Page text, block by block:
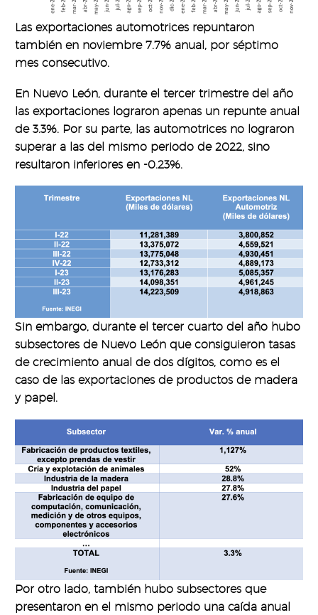
Las exportaciones automotrices repuntaron
también en noviembre 7.7% anual, por séptimo
mes consecutivo.
En Nuevo León, durante el tercer trimestre del año
las exportaciones lograron apenas un repunte anual
de 3.3%. Por su parte, las automotrices no lograron
superar a las del mismo periodo de 2022, sino
resultaron inferiores en -0.23%.
Sin embargo, durante el tercer cuarto del año hubo
subsectores de Nuevo León que consiguieron tasas
de crecimiento anual de dos dígitos, como es el
caso de las exportaciones de productos de madera
y papel.
Por otro lado, también hubo subsectores que
presentaron en el mismo periodo una caída anual